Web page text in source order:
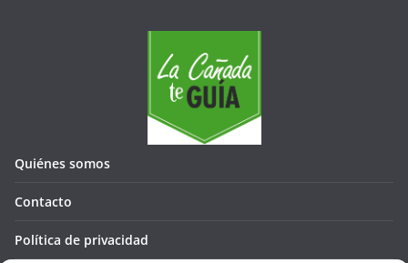
Quiénes somos
Contacto
Política de privacidad